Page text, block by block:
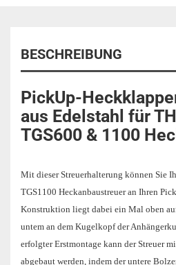
BESCHREIBUNG
PickUp-
aus Edelstahl für
TGS600 & 1100
Mit dieser Streuerhalterung können Sie
TGS1100 Heckanbaustreuer an Ihren
Konstruktion liegt dabei ein Mal oben
untem an dem Kugelkopf der
erfolgter Erstmontage kann der Streuer
abgebaut werden, indem der untere